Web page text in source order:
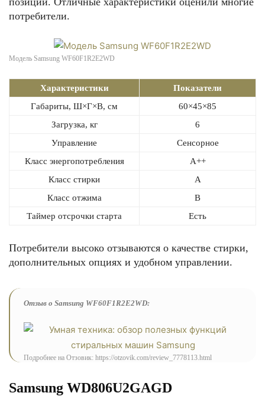
потребители.
Модель Samsung WF60F1R2E2WD
Характеристики
Показатели
Габариты, Ш×Г×В, см
60×45×85
Загрузка, кг
6
Управление
Сенсорное
Класс энергопотребления
А++
Класс стирки
А
Класс отжима
В
Таймер отсрочки старта
Есть
Потребители высоко отзываются о качестве стирки,
дополнительных опциях и удобном управлении.
Отзыв о Samsung WF60F1R2E2WD:
Подробнее на Отзовик: https://otzovik.com/review_7778113.html
Samsung WD806U2GAGD